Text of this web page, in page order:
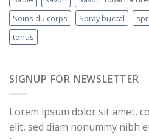
Soins du corps
Spray buccal
tonus
SIGNUP FOR NEWSLETTER
Lorem ipsum dolor sit amet,
elit, sed diam nonummy nibh